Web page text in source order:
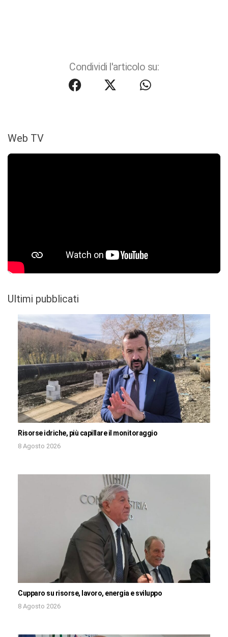
Condividi l'articolo su:
Web TV
Ultimi pubblicati
Risorse idriche, più capillare il monitoraggio
8 Agosto 2026
Cupparo su risorse, lavoro, energia e sviluppo
8 Agosto 2026